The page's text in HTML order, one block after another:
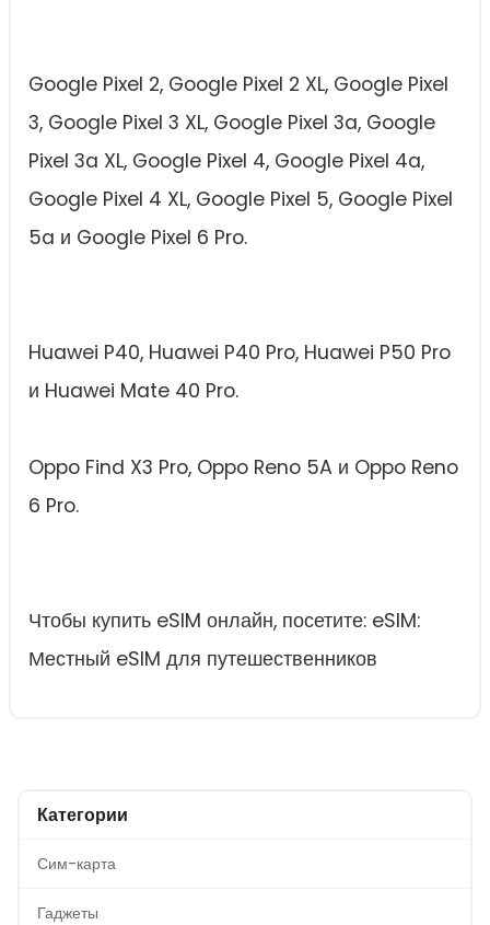
Google Pixel 2, Google Pixel 2 XL, Google Pixel
3, Google Pixel 3 XL, Google Pixel 3a, Google
Pixel 3a XL, Google Pixel 4, Google Pixel 4a,
Google Pixel 4 XL, Google Pixel 5, Google Pixel
5a и Google Pixel 6 Pro.
Huawei P40, Huawei P40 Pro, Huawei P50 Pro
и Huawei Mate 40 Pro.
Oppo Find X3 Pro, Oppo Reno 5A и Oppo Reno
6 Pro.
Чтобы купить eSIM онлайн, посетите: eSIM:
Местный eSIM для путешественников
Категории
Сим-карта
Гаджеты